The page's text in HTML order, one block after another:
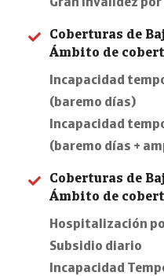
Gran Invalidez
Coberturas de
Ámbito de
Incapacidad
(baremo días)
Incapacidad
(baremo días +
Coberturas de
Ámbito de
Hospitalización
Subsidio diario
Incapacidad